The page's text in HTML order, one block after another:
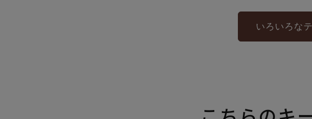
いろいろな